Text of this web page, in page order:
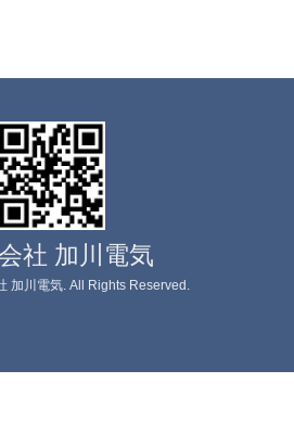
社 加川電気
加川電気 . All Rights Reserved.